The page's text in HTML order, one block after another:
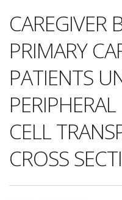
CAREGIVER
PRIMARY
PATIENTS
CELL
CROSS